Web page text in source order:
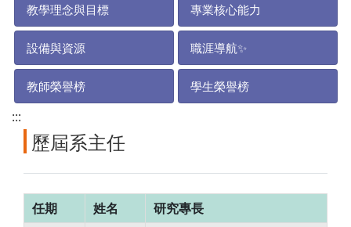
教學理念與目標 專業核心能力
設備與資源 職涯導航✨
教師榮譽榜 學生榮譽榜
:::
歷屆系主任
任期 姓名 研究專長